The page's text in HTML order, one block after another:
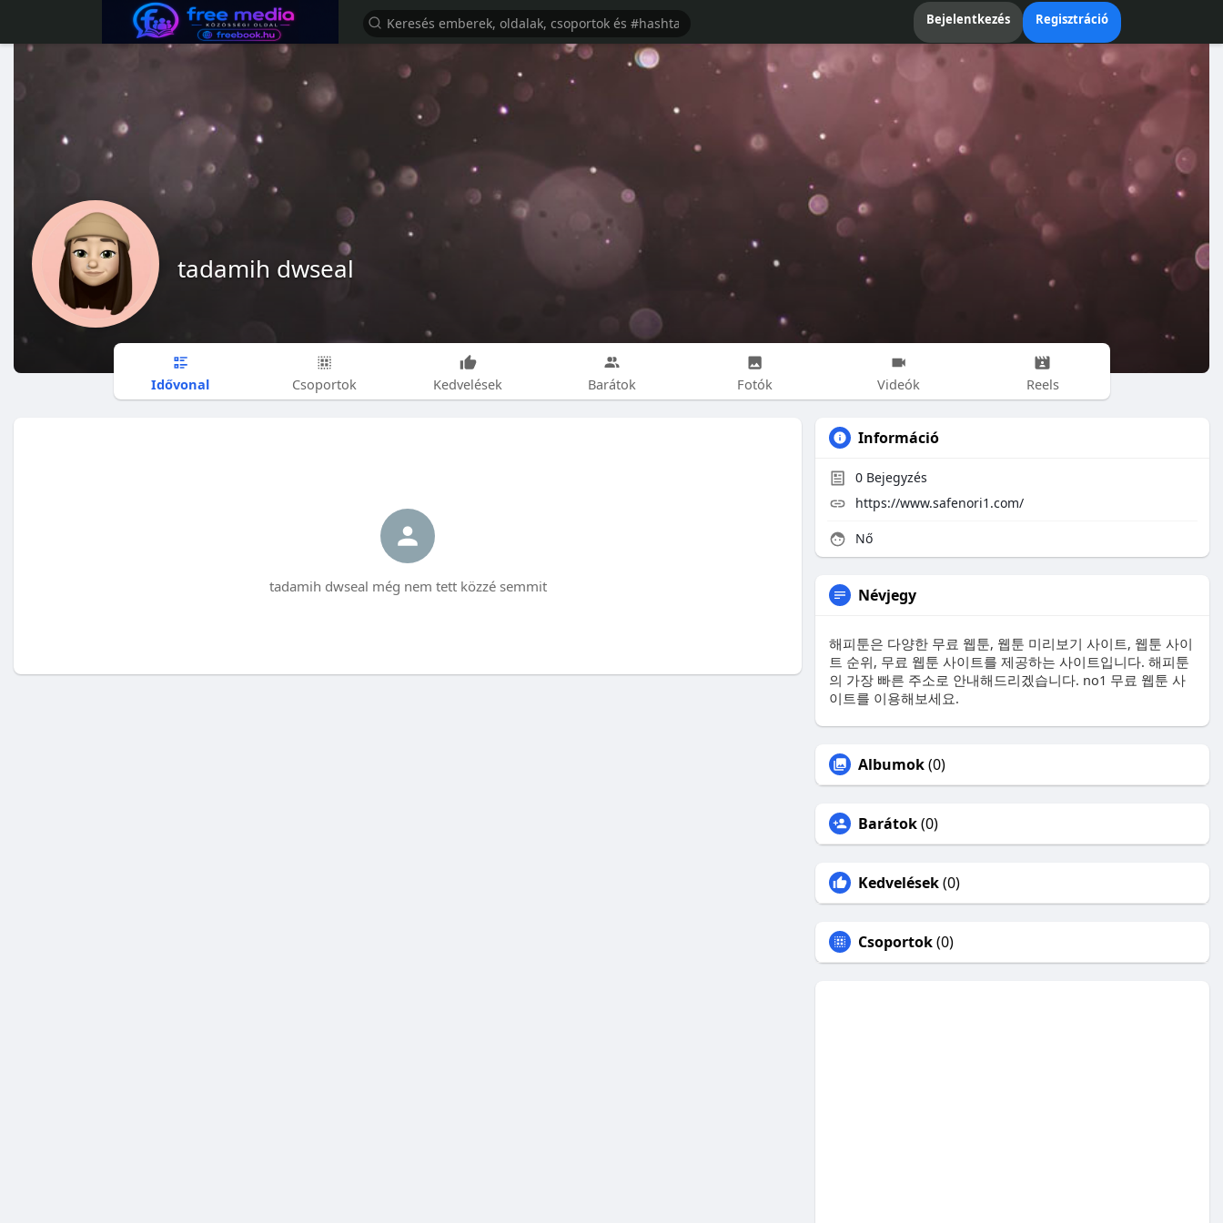
Bejelentkezés Regisztráció
tadamih dwseal
Idővonal Csoportok Kedvelések Barátok Fotók Videók Reels
tadamih dwseal még nem tett közzé semmit
Információ
0 Bejegyzés
https://www.safenori1.com/
Nő
Névjegy
해피툰은 다양한 무료 웹툰, 웹툰 미리보기 사이트, 웹툰 사이
트 순위, 무료 웹툰 사이트를 제공하는 사이트입니다. 해피툰
의 가장 빠른 주소로 안내해드리겠습니다. no1 무료 웹툰 사
이트를 이용해보세요.
Albumok(0)
Barátok(0)
Kedvelések(0)
Csoportok(0)